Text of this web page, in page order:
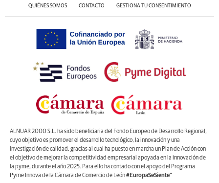
QUIÉNES SOMOS CONTACTO GESTIONA TU CONSENTIMIENTO
ALNUAR 2000 S.L. ha sido beneficiaria del Fondo Europeo de Desarrollo Regional,
cuyo objetivo es promover el desarrollo tecnológico, la innovación y una
investigación de calidad, gracias al cual ha puesto en marcha un Plan de Acción con
el objetivo de mejorar la competitividad empresarial apoyada en la innovación de
la pyme, durante el año 2025. Para ello ha contado con el apoyo del Programa
Pyme Innova de la Cámara de Comercio de León#EuropaSeSiente”